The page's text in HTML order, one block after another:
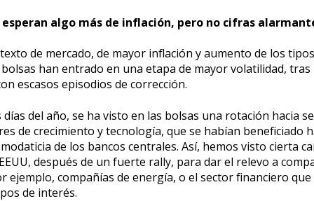
esperan algo más de inflación, pero no cifras
de mercado, de mayor inflación y aumento de los
han entrado en una etapa de mayor volatilidad,
escasos episodios de corrección.
del año, se ha visto en las bolsas una rotación hacia
de crecimiento y tecnología, que se habían beneficiado
de los bancos centrales. Así, hemos visto cierta
después de un fuerte rally, para dar el relevo a
ejemplo, compañías de energía, o el sector financiero
de interés.